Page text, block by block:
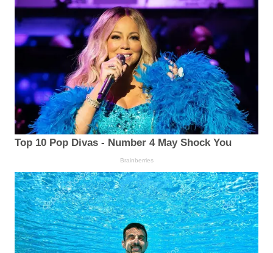
Top 10 Pop Divas - Number 4 May Shock You
Brainberries